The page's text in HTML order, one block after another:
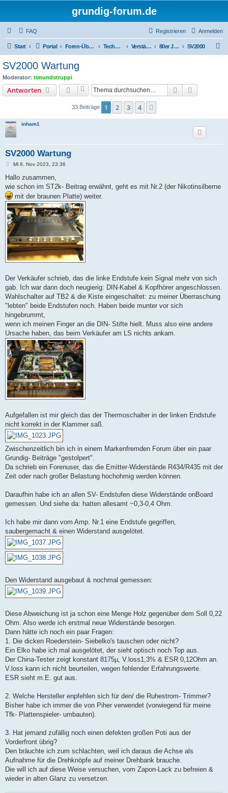
grundig-forum.de
FAQ Anmelden
Registrieren
Start Portal Foren-Übersicht Technik Foren Verstärker und Endstufen 80er Jahre (1980 - 1989) SV2000
SV2000 Wartung
Moderator: timundstruppi
Antworten Suche
33 Beiträge 1 2 3 4
inham1
SV2000 Wartung
B
i
r
a
g
Mi 8. Nov 2023, 23:36
Hallo zusammen,
wie schon im ST2k- Beitrag erwähnt, geht es mit Nr.2 (der Nikotinsilberne
mit der braunen Platte) weiter.
Der Verkäufer schrieb, das die linke Endstufe kein Signal mehr von sich
gab. Ich war dann doch neugierig: DIN-Kabel & Kopfhörer angeschlossen.
Wahlschalter auf TB2 & die Kiste eingeschaltet: zu meiner Überraschung
"lebten" beide Endstufen noch. Haben beide munter vor sich
hingebrummt,
wenn ich meinen Finger an die DIN- Stifte hielt. Muss also eine andere
Ursache haben, das beim Verkäufer am LS nichts ankam.
Aufgefallen ist mir gleich das der Thermoschalter in der linken Endstufe
nicht korrekt in der Klammer saß.
Zwischenzeitlich bin ich in einem Markenfremden Forum über ein paar
Grundig- Beiträge "gestolpert".
Da schrieb ein Forenuser, das die Emitter-Widerstände R434/R435 mit der
Zeit oder nach großer Belastung hochohmig werden können.
Daraufhin habe ich an allen SV- Endstufen diese Widerstände onBoard
gemessen. Und siehe da: hatten allesamt ~0,3-0,4 Ohm.
Ich habe mir dann vom Amp. Nr.1 eine Endstufe gegriffen,
saubergemacht & einen Widerstand ausgelötet.
Den Widerstand ausgebaut & nochmal gemessen:
Diese Abweichung ist ja schon eine Menge Holz gegenüber dem Soll 0,22
Ohm. Also werde ich erstmal neue Widerstände besorgen.
Dann hätte ich noch ein paar Fragen:
1. Die dicken Roederstein- Siebelko's tauschen oder nicht?
Ein Elko habe ich mal ausgelötet, der sieht optisch noch Top aus.
Der China-Tester zeigt konstant 8175µ, V.loss1,3% & ESR 0,12Ohm an.
V.loss kann ich nicht beurteilen, wegen fehlender Erfahrungswerte.
ESR sieht m.E. gut aus.
2. Welche Hersteller enpfehlen sich für den/ die Ruhestrom- Trimmer?
Bisher habe ich immer die von Piher verwendet (vorwiegend für meine
Tfk- Plattenspieler- umbauten).
3. Hat jemand zufällig noch einen defekten großen Poti aus der
Vorderfront übrig?
Den bräuchte ich zum schlachten, weil ich daraus die Achse als
Aufnahme für die Drehknöpfe auf meiner Drehbank brauche.
Die will ich auf diese Weise versuchen, vom Zapon-Lack zu befreien &
wieder in alten Glanz zu versetzen.